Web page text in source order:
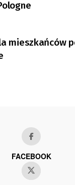
mieszkańców
FACEBOOK